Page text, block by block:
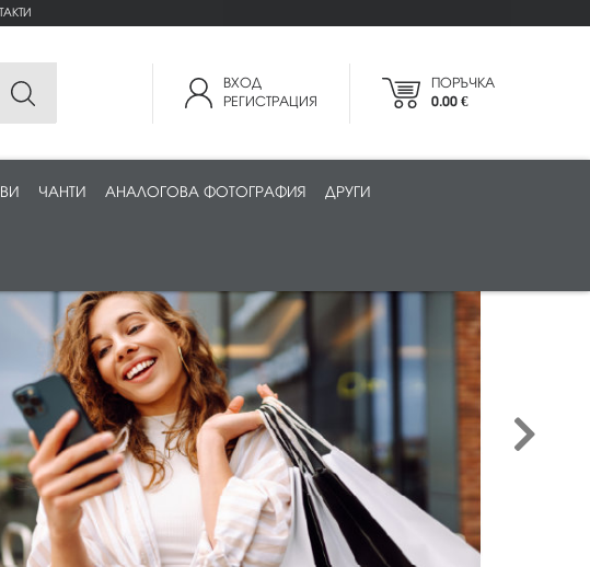
ВХОД
РЕГИСТРАЦИЯ
ПОРЪЧКА
0.00 €
ЧАНТИ АНАЛОГОВА ФОТОГРАФИЯ ДРУГИ